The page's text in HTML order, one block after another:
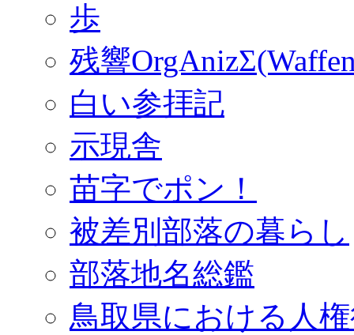
歩
残響
白い参拝記
示現舎
苗字でポン！
被差別部落の暮らし
部落地名総鑑
鳥取県における人